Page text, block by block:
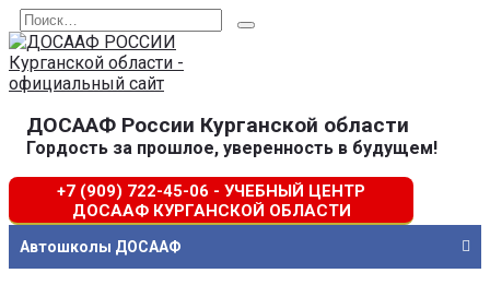
Перейти
к
содержанию
Search
for:
ДОСААФ России Курганской области
Гордость за прошлое, уверенность в будущем!
+7 (909) 722-45-06 - УЧЕБНЫЙ ЦЕНТР
ДОСААФ КУРГАНСКОЙ ОБЛАСТИ
Автошколы ДОСААФ